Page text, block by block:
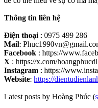
Thông tin liên hệ
Điện thoại : 0975 499 286
Mail:
Facebook : https://
X : https://x.com/hoangphucdl
Instagram : https://
Website: https://
Latest posts by Hoàng Phúc (